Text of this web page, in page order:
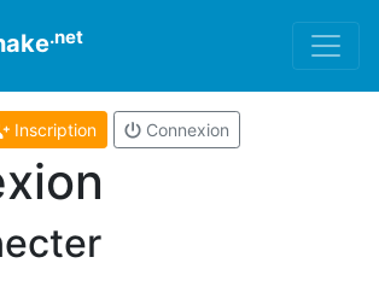
.net
Inscription Connexion